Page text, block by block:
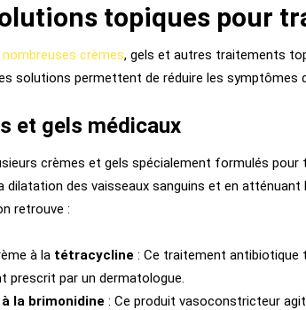
topiques pour
nombreuses crèmes, gels et autres traitements
solutions permettent de réduire les symptômes
et gels médicaux
crèmes et gels spécialement formulés
dilatation des vaisseaux sanguins et en
retrouve :
à la tétracycline : Ce traitement antibiotique
prescrit par un dermatologue.
la brimonidine : Ce produit vasoconstricteur